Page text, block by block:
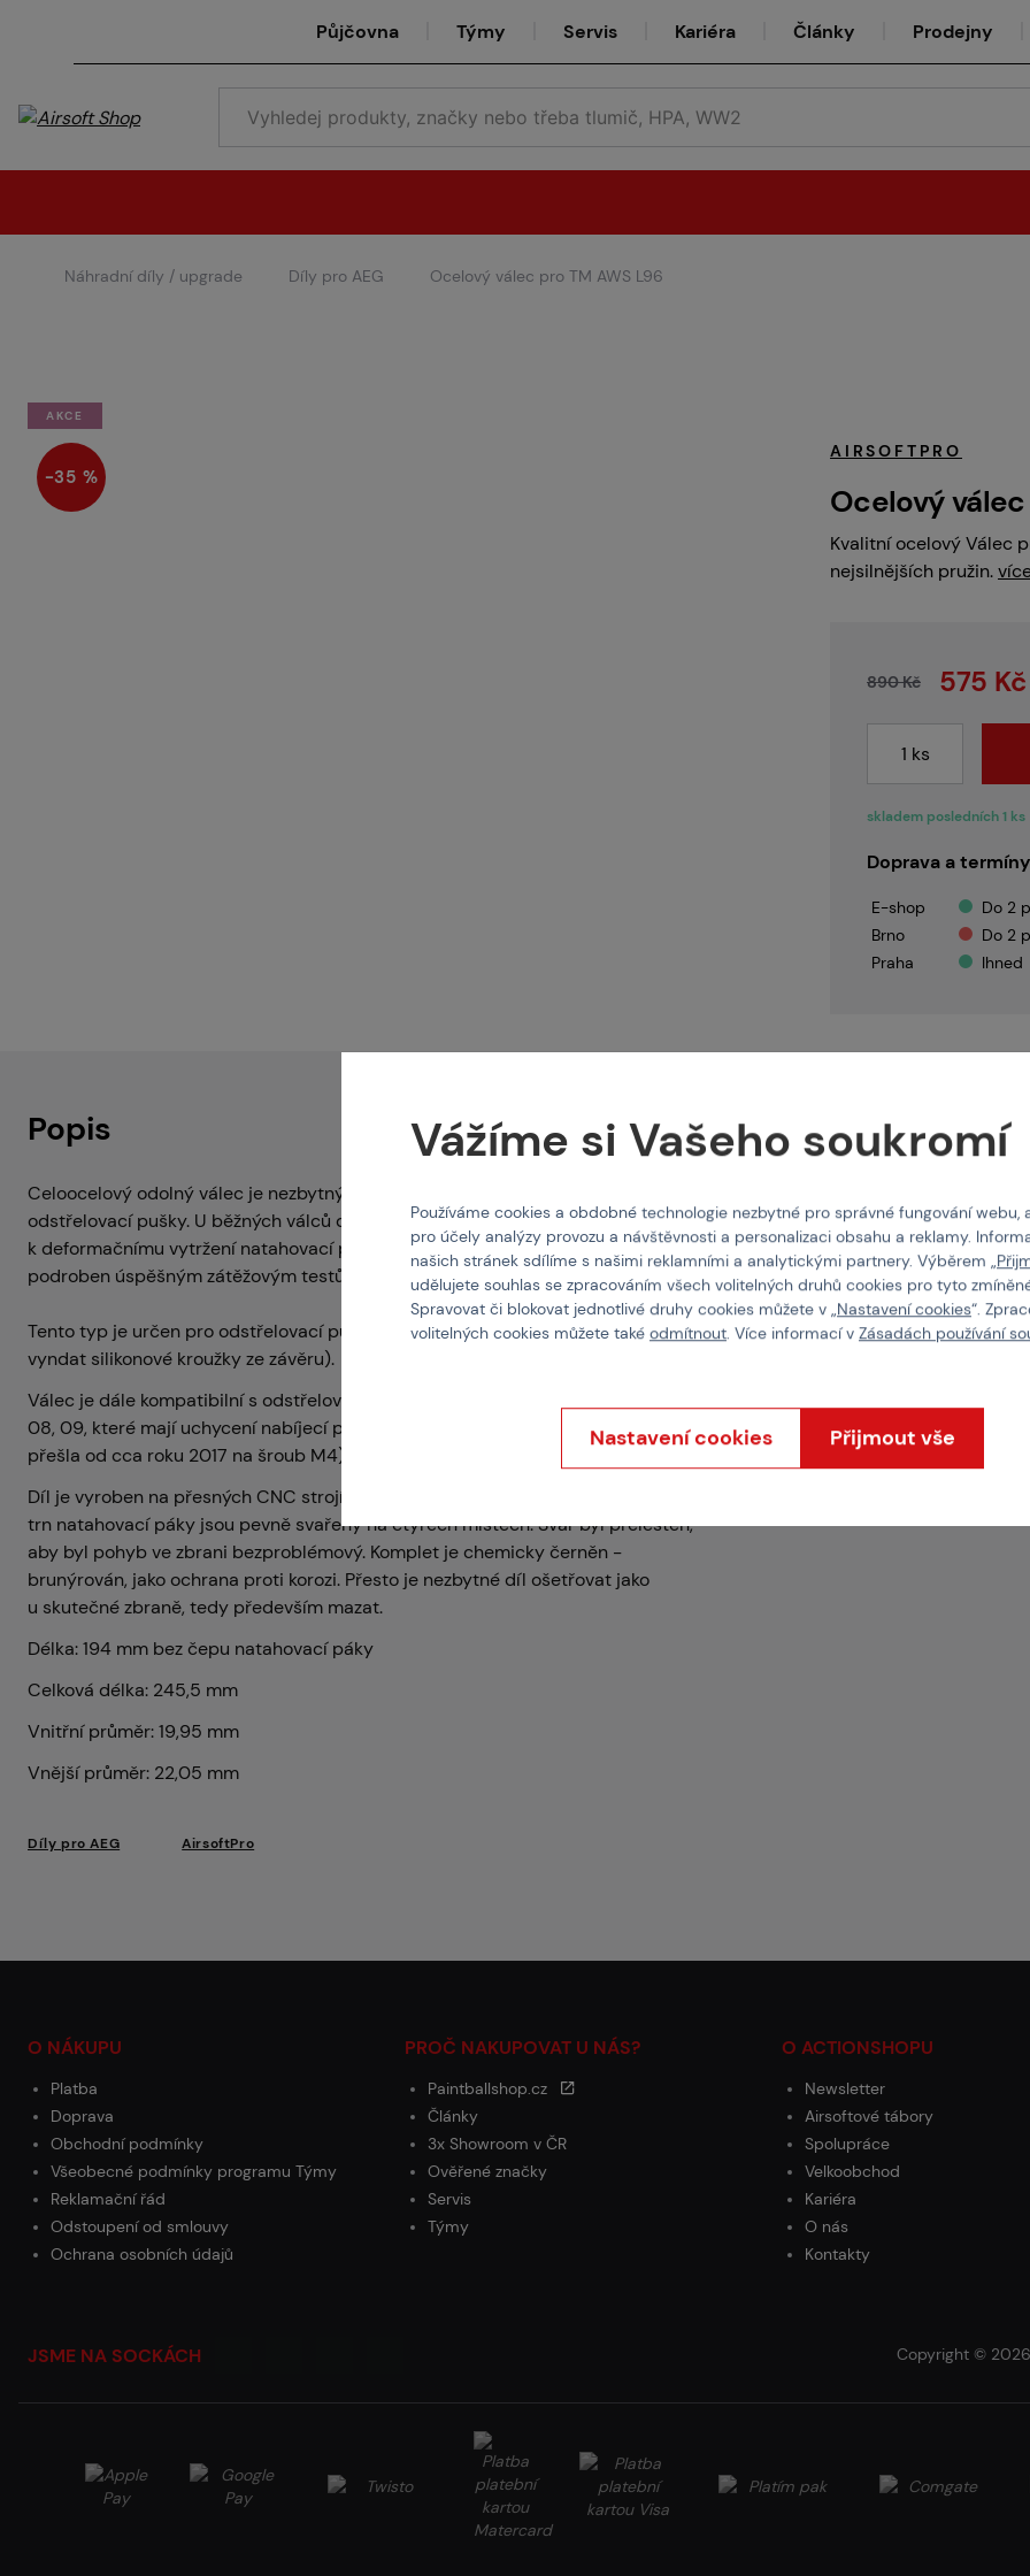
Půjčovna Týmy Servis Kariéra Články Prodejny
Náhradní díly / upgrade Díly pro AEG Ocelový válec pro TM AWS L96
AKCE
−35 %
AIRSOFTPRO
Ocelový válec
Kvalitní ocelový Válec
nejsilnějších pružin.
skladem posledních 1 ks
890 Kč 575 Kč
Doprava a
E-shop Do 2
Brno
Do 2
Praha
Ihned
Popis
Celoocelový odolný válec je nezbytný doplněk při zvyšování výkonu vaší
odstřelovací pušky. U běžných válců dochází při použití silných pružin
k deformačnímu vytržení natahovací páky z válce. Nabízený válec AirsoftPro byl
podroben úspěšným zátěžovým testům na nejsilnějších pružinách.
Tento typ je určen pro odstřelovací pušky Tokyo Marui AWS L96(je nutné
vyndat silikonové kroužky ze závěru).
Válec je dále kompatibilní s odstřelovacími puškami Well MB4401, 02, 03, 06, 07,
08, 09, které mají uchycení nabíjecí páky šroubem M3 (je nutné změřit, firma Well
přešla od cca roku 2017 na šroub M4).
Díl je vyroben na přesných CNC strojích v ČR. Ocelová bezešvá trubka a ocelový
trn natahovací páky jsou pevně svařeny na čtyřech místech. Svár byl přeleštěn,
aby byl pohyb ve zbrani bezproblémový. Komplet je chemicky černěn -
brunýrován, jako ochrana proti korozi. Přesto je nezbytné díl ošetřovat jako
u skutečné zbraně, tedy především mazat.
Délka: 194 mm bez čepu natahovací páky
Celková délka: 245,5 mm
Vnitřní průměr: 19,95 mm
Vnější průměr: 22,05 mm
Díly pro AEG AirsoftPro
Vlastnosti
EAN
Barva
O NÁKUPU
Platba
Doprava
Obchodní podmínky
Všeobecné podmínky programu Týmy
Reklamační řád
Odstoupení od smlouvy
Ochrana osobních údajů
PROČ NAKUPOVAT U NÁS?
Paintballshop.cz
Články
3x Showroom v ČR
Ověřené značky
Servis
Týmy
O ACTIONSHOPU
Newsletter
Airsoftové tábory
Spolupráce
Velkoobchod
Kariéra
O nás
Kontakty
JSME NA SOCKÁCH Copyright ©
Vážíme si Vašeho soukromí
Používáme cookies a obdobné technologie nezbytné pro správné fungování webu,
pro účely analýzy provozu a návštěvnosti a personalizaci obsahu a reklamy.
našich stránek sdílíme s našimi reklamními a analytickými partnery. Výběrem „
udělujete souhlas se zpracováním všech volitelných druhů cookies pro tyto
Spravovat či blokovat jednotlivé druhy cookies můžete v „Nastavení cookies“.
volitelných cookies můžete také odmítnout. Více informací v Zásadách používání
Nastavení cookies Přijmout vše